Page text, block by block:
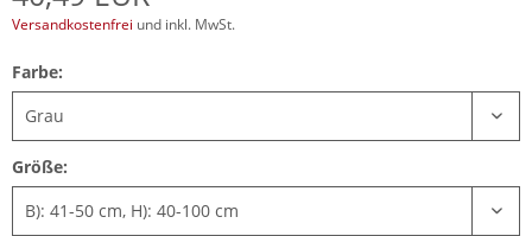
Versandkostenfrei und inkl. MwSt.
Farbe:
Größe: